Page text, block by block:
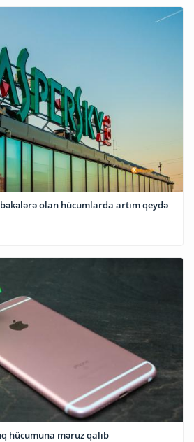
olan hücumlarda artım qeydə
hücumuna məruz qalıb